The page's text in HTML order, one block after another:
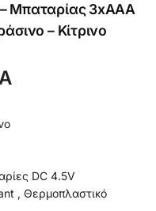
Μπαταρίας 3xAAA
– Κίτρινο
DC 4.5V
, Θερμοπλαστικό